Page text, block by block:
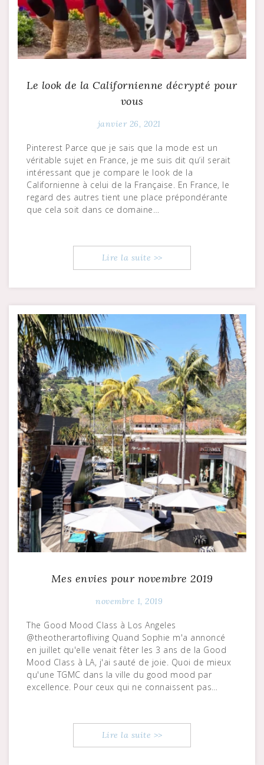
Le look de la Californienne décrypté pour
vous
janvier 26, 2021
Pinterest Parce que je sais que la mode est un
véritable sujet en France, je me suis dit qu’il serait
intéressant que je compare le look de la
Californienne à celui de la Française. En France, le
regard des autres tient une place prépondérante
que cela soit dans ce domaine…
Lire la suite >>
Mes envies pour novembre 2019
novembre 1, 2019
The Good Mood Class à Los Angeles
@theotherartofliving Quand Sophie m'a annoncé
en juillet qu'elle venait fêter les 3 ans de la Good
Mood Class à LA, j'ai sauté de joie. Quoi de mieux
qu'une TGMC dans la ville du good mood par
excellence. Pour ceux qui ne connaissent pas…
Lire la suite >>